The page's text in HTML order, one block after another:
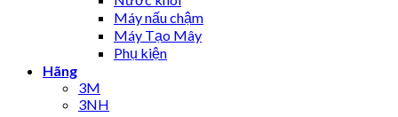
Máy nấu chậm
Máy Tạo Mây
Phụ kiện
Hãng
3M
3NH